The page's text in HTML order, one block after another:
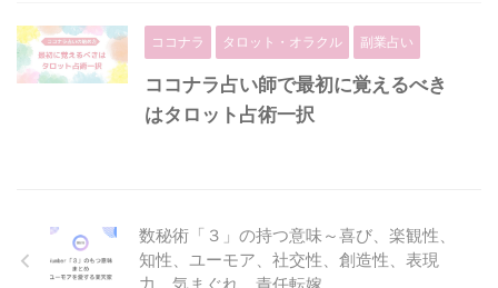
ココナラ タロット・オラクル 副業占い
ココナラ占い師で最初に覚えるべき
はタロット占術一択
数秘術「３」の持つ意味～喜び、楽観性、
知性、ユーモア、社交性、創造性、表現